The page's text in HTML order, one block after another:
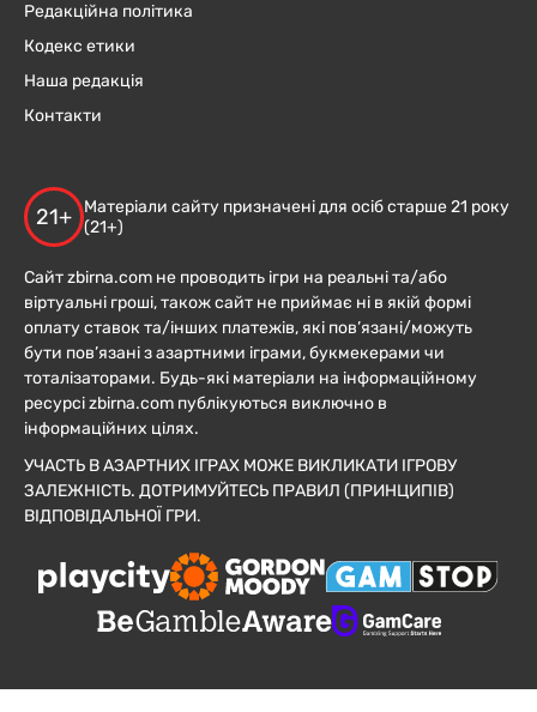
Редакційна політика
Кодекс етики
Наша редакція
Контакти
21+
Матеріали сайту призначені для осіб старше 21 року
(21+)
Сайт zbirna.com не проводить ігри на реальні та/або
віртуальні гроші, також сайт не приймає ні в якій формі
оплату ставок та/інших платежів, які пов’язані/можуть
бути пов’язані з азартними іграми, букмекерами чи
тоталізаторами. Будь-які матеріали на інформаційному
ресурсі zbirna.com публікуються виключно в
інформаційних цілях.
УЧАСТЬ В АЗАРТНИХ ІГРАХ МОЖЕ ВИКЛИКАТИ ІГРОВУ
ЗАЛЕЖНІСТЬ. ДОТРИМУЙТЕСЬ ПРАВИЛ (ПРИНЦИПІВ)
ВІДПОВІДАЛЬНОЇ ГРИ.